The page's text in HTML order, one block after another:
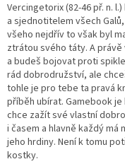
Vercingetorix (82-46 př. n.
a sjednotitelem všech
všeho nejdřív to však byl
ztrátou svého táty. A
a budeš bojovat proti
rád dobrodružství, ale
tohle je pro tebe ta pravá
příběh ubírat. Gamebook
chce zažít své vlastní
i časem a hlavně každý
jeho hrdiny. Není k tomu
kostky.